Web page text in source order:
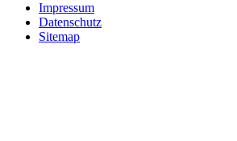
Impressum
Datenschutz
Sitemap